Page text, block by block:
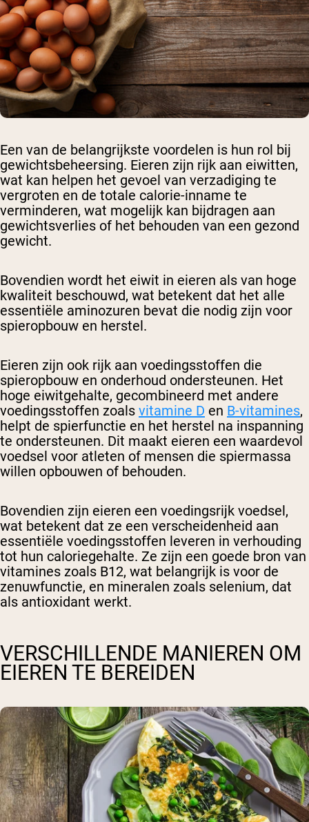
Een van de belangrijkste voordelen is hun rol bij
gewichtsbeheersing. Eieren zijn rijk aan eiwitten,
wat kan helpen het gevoel van verzadiging te
vergroten en de totale calorie-inname te
verminderen, wat mogelijk kan bijdragen aan
gewichtsverlies of het behouden van een gezond
gewicht.
Bovendien wordt het eiwit in eieren als van hoge
kwaliteit beschouwd, wat betekent dat het alle
essentiële aminozuren bevat die nodig zijn voor
spieropbouw en herstel.
Eieren zijn ook rijk aan voedingsstoffen die
spieropbouw en onderhoud ondersteunen. Het
hoge eiwitgehalte, gecombineerd met andere
voedingsstoffen zoals vitamine D en B-vitamines,
helpt de spierfunctie en het herstel na inspanning
te ondersteunen. Dit maakt eieren een waardevol
voedsel voor atleten of mensen die spiermassa
willen opbouwen of behouden.
Bovendien zijn eieren een voedingsrijk voedsel,
wat betekent dat ze een verscheidenheid aan
essentiële voedingsstoffen leveren in verhouding
tot hun caloriegehalte. Ze zijn een goede bron van
vitamines zoals B12, wat belangrijk is voor de
zenuwfunctie, en mineralen zoals selenium, dat
als antioxidant werkt.
VERSCHILLENDE MANIEREN OM
EIEREN TE BEREIDEN